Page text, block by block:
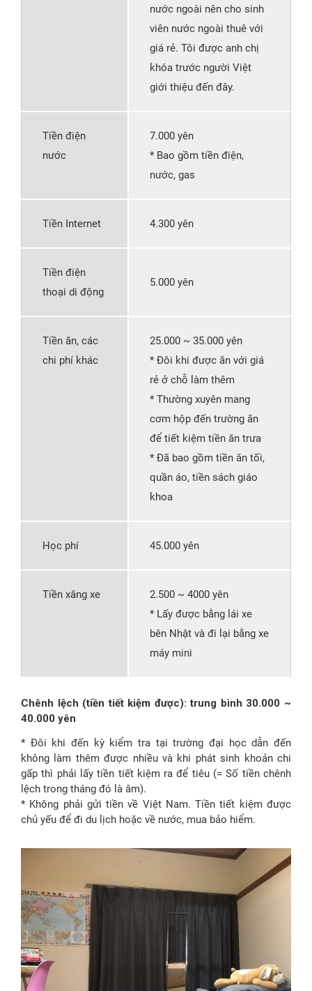
nước ngoài nên cho sinh
viên nước ngoài thuê với
giá rẻ. Tôi được anh chị
khóa trước người Việt
giới thiệu đến đây.
Tiền điện
nước
7.000 yên
* Bao gồm tiền điện,
nước, gas
Tiền Internet 4.300 yên
Tiền điện
thoại di động
5.000 yên
Tiền ăn, các
chi phí khác
25.000 ~ 35.000 yên
* Đôi khi được ăn với giá
rẻ ở chỗ làm thêm
* Thường xuyên mang
cơm hộp đến trường ăn
để tiết kiệm tiền ăn trưa
* Đã bao gồm tiền ăn tối,
quần áo, tiền sách giáo
khoa
Học phí 45.000 yên
Tiền xăng xe
2.500 ~ 4000 yên
* Lấy được bằng lái xe
bên Nhật và đi lại bằng xe
máy mini
Chênh lệch (tiền tiết kiệm được): trung bình 30.000 ~
40.000 yên
* Đôi khi đến kỳ kiểm tra tại trường đại học dẫn đến
không làm thêm được nhiều và khi phát sinh khoản chi
gấp thì phải lấy tiền tiết kiệm ra để tiêu (= Số tiền chênh
lệch trong tháng đó là âm).
* Không phải gửi tiền về Việt Nam. Tiền tiết kiệm được
chủ yếu để đi du lịch hoặc về nước, mua bảo hiểm.